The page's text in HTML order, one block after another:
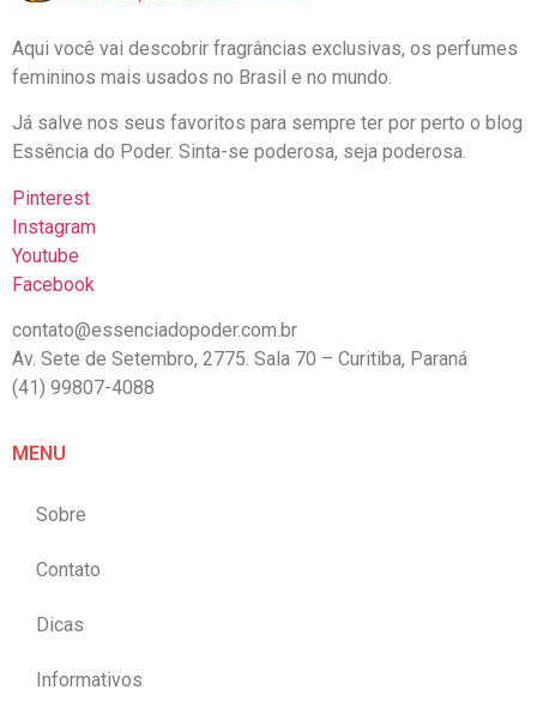
Aqui você vai descobrir fragrâncias exclusivas, os perfumes
femininos mais usados no Brasil e no mundo.
Já salve nos seus favoritos para sempre ter por perto o blog
Essência do Poder. Sinta-se poderosa, seja poderosa.
Pinterest
Instagram
Youtube
Facebook
contato@essenciadopoder.com.br
Av. Sete de Setembro, 2775. Sala 70 – Curitiba, Paraná
(41) 99807-4088
MENU
Sobre
Contato
Dicas
Informativos